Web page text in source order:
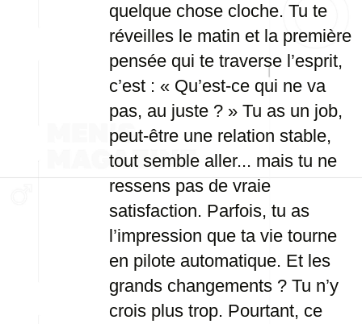
quelque chose cloche. Tu te
réveilles le matin et la première
pensée qui te traverse l’esprit,
c’est : « Qu’est-ce qui ne va
pas, au juste ? » Tu as un job,
peut-être une relation stable,
tout semble aller... mais tu ne
ressens pas de vraie
satisfaction. Parfois, tu as
l’impression que ta vie tourne
en pilote automatique. Et les
grands changements ? Tu n’y
crois plus trop. Pourtant, ce